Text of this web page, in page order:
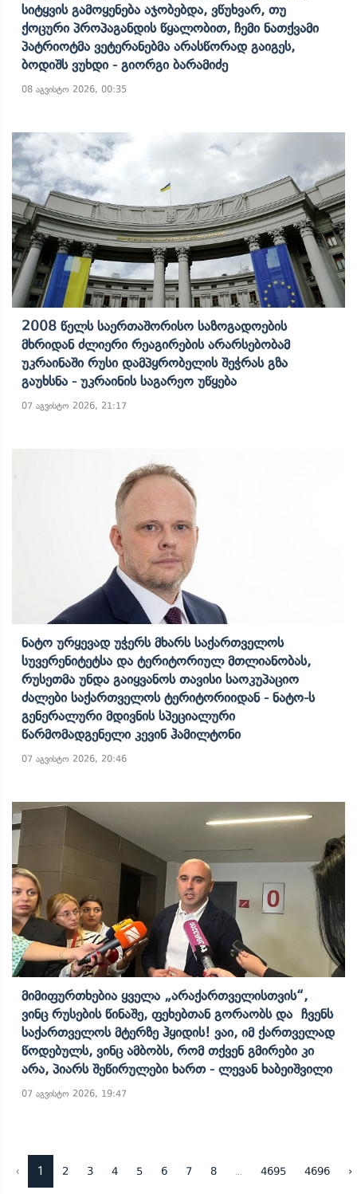
Სიტყვის Გამოყენება Აჯობებდა, Ვწუხვარ, Თუ
Ქოცური Პროპაგანდის Წყალობით, Ჩემი Ნათქვამი
Პატრიოტმა Ვეტერანებმა Არასწორად Გაიგეს,
Ბოდიშს Ვუხდი - Გიორგი Ბარამიძე
08 აგვისტო 2026, 00:35
2008 Წელს Საერთაშორისო Საზოგადოების
Მხრიდან Ძლიერი Რეაგირების Არარსებობამ
Უკრაინაში Რუსი Დამპყრობელის Შეჭრას Გზა
Გაუხსნა - Უკრაინის Საგარეო Უწყება
07 აგვისტო 2026, 21:17
Ნატო Ურყევად Უჭერს Მხარს Საქართველოს
Სუვერენიტეტსა Და Ტერიტორიულ Მთლიანობას,
Რუსეთმა Უნდა Გაიყვანოს Თავისი Საოკუპაციო
Ძალები Საქართველოს Ტერიტორიიდან - Ნატო-Ს
Გენერალური Მდივნის Სპეციალური
Წარმომადგენელი Კევინ Ჰამილტონი
07 აგვისტო 2026, 20:46
Მიმიფურთხებია Ყველა „არაქართველისთვის“,
Ვინც Რუსების Წინაშე, Ფეხებთან Გორაობს Და Ჩვენს
Საქართველოს Მტერზე Ჰყიდის! Ვაი, Იმ Ქართველად
Წოდებულს, Ვინც Ამბობს, Რომ Თქვენ Გმირები Კი
Არა, Პიარს Შეწირულები Ხართ - Ლევან Ხაბეიშვილი
07 აგვისტო 2026, 19:47
‹ 1 2 3 4 5 6 7 8 4695 4696 ›